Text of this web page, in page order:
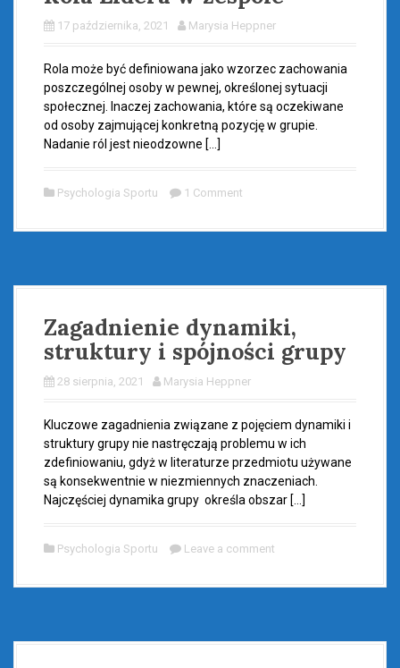
17 października, 2021 Marysia Heppner
Rola może być definiowana jako wzorzec zachowania
poszczególnej osoby w pewnej, określonej sytuacji
społecznej. Inaczej zachowania, które są oczekiwane
od osoby zajmującej konkretną pozycję w grupie.
Nadanie ról jest nieodzowne […]
Psychologia Sportu 1 Comment
Zagadnienie dynamiki,
struktury i spójności grupy
28 sierpnia, 2021 Marysia Heppner
Kluczowe zagadnienia związane z pojęciem dynamiki i
struktury grupy nie nastręczają problemu w ich
zdefiniowaniu, gdyż w literaturze przedmiotu używane
są konsekwentnie w niezmiennych znaczeniach.
Najczęściej dynamika grupy określa obszar […]
Psychologia Sportu Leave a comment